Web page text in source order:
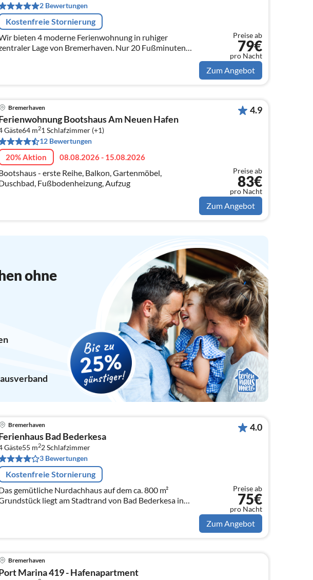
2 Bewertungen
Kostenfreie Stornierung
bieten 4 moderne Ferienwohnung in ruhiger
Lage von Bremerhaven. Nur 20 Fußminuten
Preise ab
79€
pro Nacht
Zum Angebot
Bremerhaven
Bootshaus Am Neuen Hafen
Gäste64 m21 Schlafzimmer (+1)
12 Bewertungen
20% Aktion 08.08.2026 - 15.08.2026
- erste Reihe, Balkon, Gartenmöbel,
Fußbodenheizung, Aufzug
4.9
Preise ab
83€
pro Nacht
Zum Angebot
ohne
Bremerhaven
Bad Bederkesa
Gäste55 m22Schlafzimmer
3 Bewertungen
Kostenfreie Stornierung
gemütliche Nurdachhaus auf dem ca. 800 m²
liegt am Stadtrand von Bad Bederkesa in
Erholungsgebiet unweit des Bederkesasees.
4.0
Preise ab
75€
pro Nacht
Zum Angebot
Bremerhaven
Marina 419 - Hafenapartment